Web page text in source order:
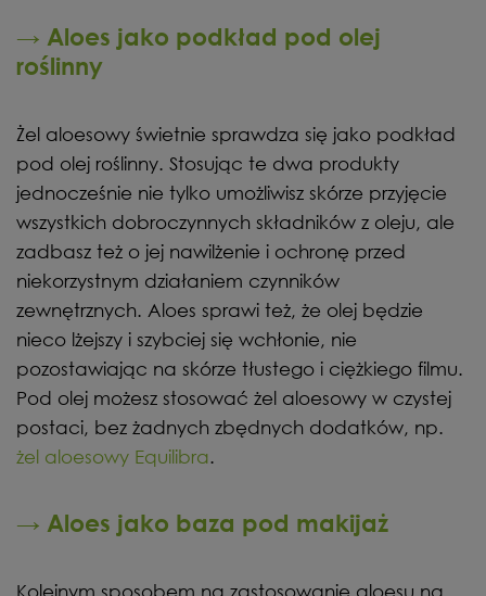
→ Aloes jako podkład pod olej
roślinny
Żel aloesowy świetnie sprawdza się jako podkład
pod olej roślinny. Stosując te dwa produkty
jednocześnie nie tylko umożliwisz skórze przyjęcie
wszystkich dobroczynnych składników z oleju, ale
zadbasz też o jej nawilżenie i ochronę przed
niekorzystnym działaniem czynników
zewnętrznych. Aloes sprawi też, że olej będzie
nieco lżejszy i szybciej się wchłonie, nie
pozostawiając na skórze tłustego i ciężkiego filmu.
Pod olej możesz stosować żel aloesowy w czystej
postaci, bez żadnych zbędnych dodatków, np.
żel aloesowy Equilibra.
→ Aloes jako baza pod makijaż
Kolejnym sposobem na zastosowanie aloesu na